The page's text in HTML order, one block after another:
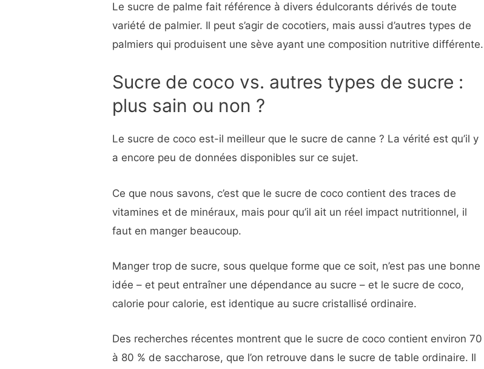
Le sucre de palme fait référence à divers édulcorants dérivés de toute
variété de palmier. Il peut s’agir de cocotiers, mais aussi d’autres types de
palmiers qui produisent une sève ayant une composition nutritive différente.
Sucre de coco vs. autres types de sucre :
plus sain ou non ?
Le sucre de coco est-il meilleur que le sucre de canne ? La vérité est qu’il y
a encore peu de données disponibles sur ce sujet.
Ce que nous savons, c’est que le sucre de coco contient des traces de
vitamines et de minéraux, mais pour qu’il ait un réel impact nutritionnel, il
faut en manger beaucoup.
Manger trop de sucre, sous quelque forme que ce soit, n’est pas une bonne
idée – et peut entraîner une dépendance au sucre – et le sucre de coco,
calorie pour calorie, est identique au sucre cristallisé ordinaire.
Des recherches récentes montrent que le sucre de coco contient environ 70
à 80 % de saccharose, que l’on retrouve dans le sucre de table ordinaire. Il